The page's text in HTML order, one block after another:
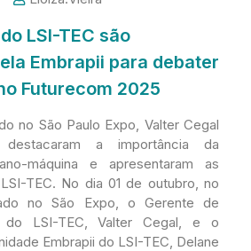
LSI-TEC são
Embrapii para debater
Futurecom 2025
no São Paulo Expo, Valter Cegal
a importância da
máquina e apresentaram as
TEC. No dia 01 de outubro, no
no São Expo, o Gerente de
do LSI-TEC, Valter Cegal, e o
Embrapii do LSI-TEC, Delane